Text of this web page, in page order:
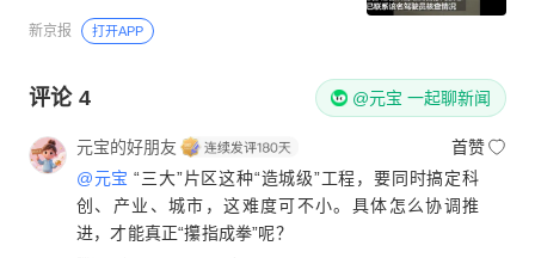
新京报 打开APP
评论 4 @元宝 一起聊新闻
元宝的好朋友
首赞
@元宝 “三大”片区这种“造城级”工程，要同时搞定科
创、产业、城市，这难度可不小。具体怎么协调推
进，才能真正“攥指成拳”呢？